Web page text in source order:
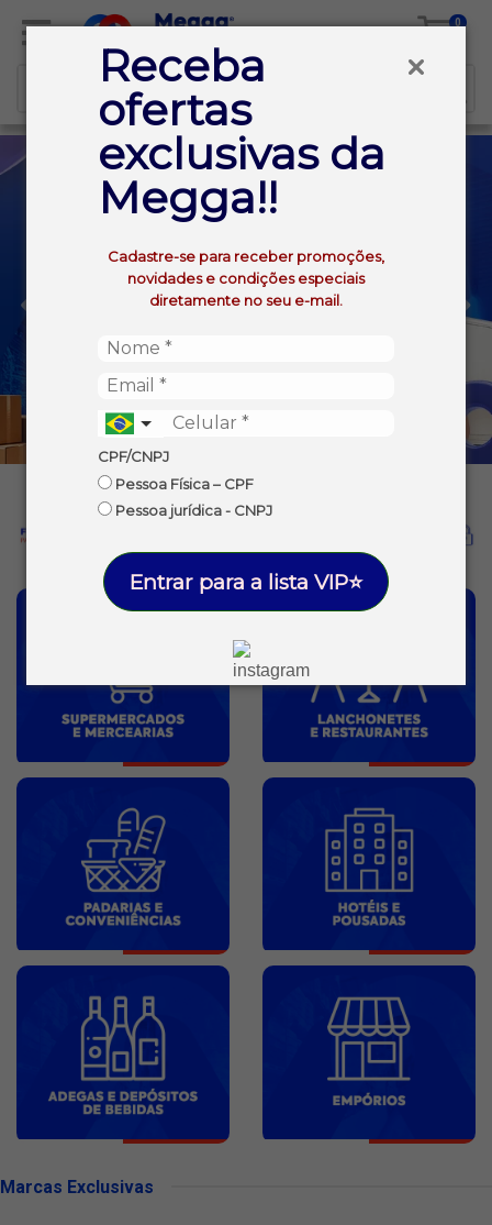
Receba
ofertas
exclusivas da
Megga!!
Cadastre-se para receber promoções,
novidades e condições especiais
diretamente no seu e-mail.
CPF/CNPJ
Pessoa Física – CPF
Pessoa jurídica - CNPJ
Entrar para a lista VIP⭐
0
Marcas Exclusivas